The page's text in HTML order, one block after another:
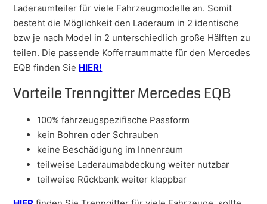
Laderaumteiler für viele Fahrzeugmodelle an. Somit
besteht die Möglichkeit den Laderaum in 2 identische
bzw je nach Model in 2 unterschiedlich große Hälften zu
teilen. Die passende Kofferraummatte für den Mercedes
EQB finden Sie HIER!
Vorteile Trenngitter Mercedes EQB
100% fahrzeugspezifische Passform
kein Bohren oder Schrauben
keine Beschädigung im Innenraum
teilweise Laderaumabdeckung weiter nutzbar
teilweise Rückbank weiter klappbar